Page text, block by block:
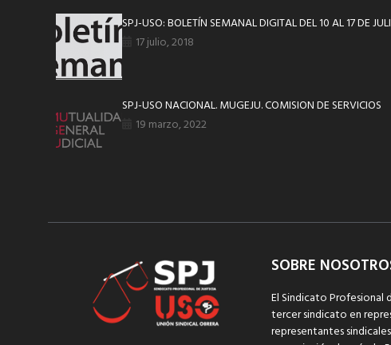
SPJ-USO: BOLETÍN SEMANAL DIGITAL DEL 10 AL 17 DE
17 julio, 2018
SPJ-USO NACIONAL. MUGEJU. COMISION DE SERVICIOS
19 marzo, 2022
SOBRE
El Sindicato Profesional
tercer sindicato en
representantes